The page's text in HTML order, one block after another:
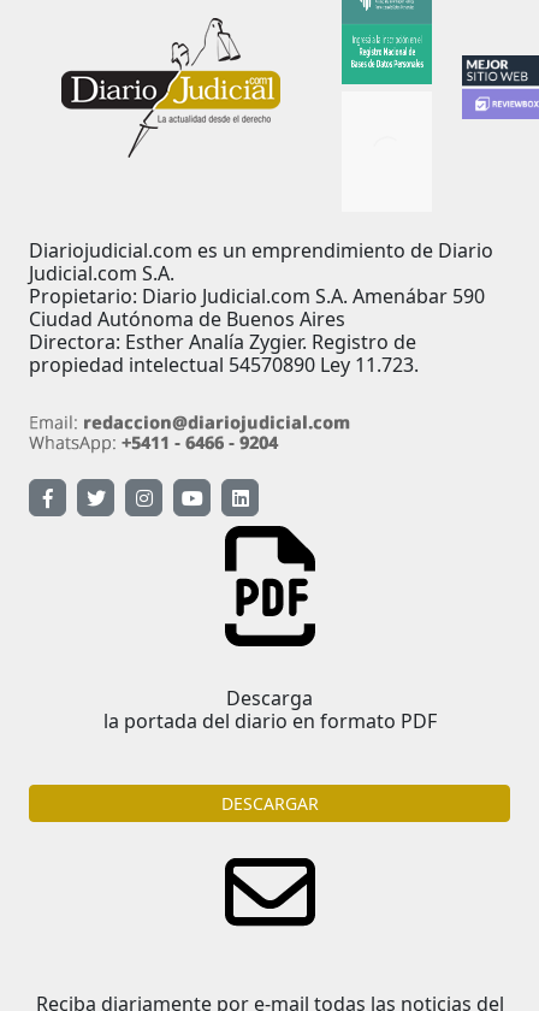
Diariojudicial.com es un emprendimiento de Diario
Judicial.com S.A.
Propietario: Diario Judicial.com S.A. Amenábar 590
Ciudad Autónoma de Buenos Aires
Directora: Esther Analía Zygier. Registro de
propiedad intelectual 54570890 Ley 11.723.
Descarga
la portada del diario en formato PDF
DESCARGAR
Reciba diariamente por e-mail todas las noticias del